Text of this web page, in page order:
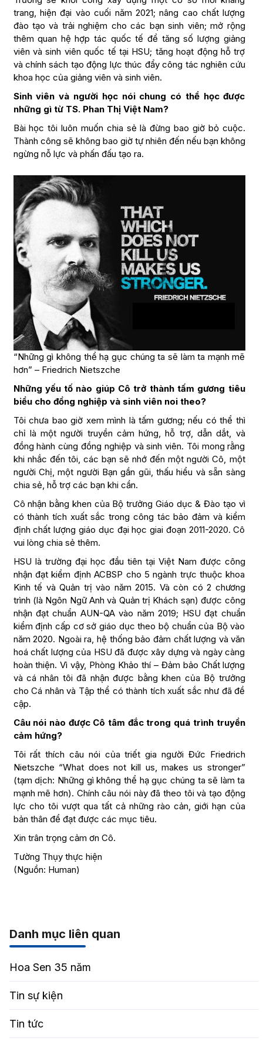
trang, hiện đại vào cuối năm 2021; nâng cao chất lượng
đào tạo và trải nghiệm cho các bạn sinh viên; mở rộng
thêm quan hệ hợp tác quốc tế để tăng số lượng giảng
viên và sinh viên quốc tế tại HSU; tăng hoạt động hỗ trợ
và chính sách tạo động lực thúc đẩy công tác nghiên cứu
khoa học của giảng viên và sinh viên.
Sinh viên và người học nói chung có thể học được
những gì từ TS. Phan Thị Việt Nam?
Bài học tôi luôn muốn chia sẻ là đừng bao giờ bỏ cuộc.
Thành công sẽ không bao giờ tự nhiên đến nếu bạn không
ngừng nỗ lực và phấn đấu tạo ra.
“Những gì không thể hạ gục chúng ta sẽ làm ta mạnh mẽ
hơn” – Friedrich Nietszche
Những yếu tố nào giúp Cô trở thành tấm gương tiêu
biểu cho đồng nghiệp và sinh viên noi theo?
Tôi chưa bao giờ xem mình là tấm gương; nếu có thể thì
chỉ là một người truyền cảm hứng, hỗ trợ, dẫn dắt, và
đồng hành cùng đồng nghiệp và sinh viên. Tôi mong rằng
khi nhắc đến tôi, các bạn sẽ nhớ đến một người Cô, một
người Chị, một người Bạn gần gũi, thấu hiểu và sẵn sàng
chia sẻ, hỗ trợ các bạn khi cần.
Cô nhận bằng khen của Bộ trưởng Giáo dục & Đào tạo vì
có thành tích xuất sắc trong công tác bảo đảm và kiểm
định chất lượng giáo dục đại học giai đoạn 2011-2020. Cô
vui lòng chia sẻ thêm.
HSU là trường đại học đầu tiên tại Việt Nam được công
nhận đạt kiểm định ACBSP cho 5 ngành trực thuộc khoa
Kinh tế và Quản trị vào năm 2015. Và còn có 2 chương
trình (là Ngôn Ngữ Anh và Quản trị Khách sạn) được công
nhận đạt chuẩn AUN-QA vào năm 2019; HSU đạt chuẩn
kiểm định cấp cơ sở giáo dục theo bộ chuẩn của Bộ vào
năm 2020. Ngoài ra, hệ thống bảo đảm chất lượng và văn
hoá chất lượng của HSU đã được xây dựng và ngày càng
hoàn thiện. Vì vậy, Phòng Khảo thí – Đảm bảo Chất lượng
và cá nhân tôi đã nhận được bằng khen của Bộ trưởng
cho Cá nhân và Tập thể có thành tích xuất sắc như đã đề
cập.
Câu nói nào được Cô tâm đắc trong quá trình truyền
cảm hứng?
Tôi rất thích câu nói của triết gia người Đức Friedrich
Nietszche “What does not kill us, makes us stronger”
(tạm dịch: Những gì không thể hạ gục chúng ta sẽ làm ta
mạnh mẽ hơn). Chính câu nói này đã theo tôi và tạo động
lực cho tôi vượt qua tất cả những rào cản, giới hạn của
bản thân để đạt được các mục tiêu.
Xin trân trọng cảm ơn Cô.
Tường Thụy thực hiện
(Nguồn: Human)
Danh mục liên quan
Hoa Sen 35 năm
Tin sự kiện
Tin tức